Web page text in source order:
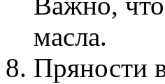
масла.
Пряности